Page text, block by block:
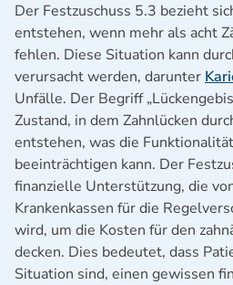
Der Festzuschuss 5.3 bezieht
entstehen, wenn mehr als acht
fehlen. Diese Situation kann
verursacht werden, darunter
Unfälle. Der Begriff
Zustand, in dem Zahnlücken
entstehen, was die
beeinträchtigen kann. Der
finanzielle Unterstützung, die
Krankenkassen für die
wird, um die Kosten für den
decken. Dies bedeutet, dass
Situation sind, einen gewissen